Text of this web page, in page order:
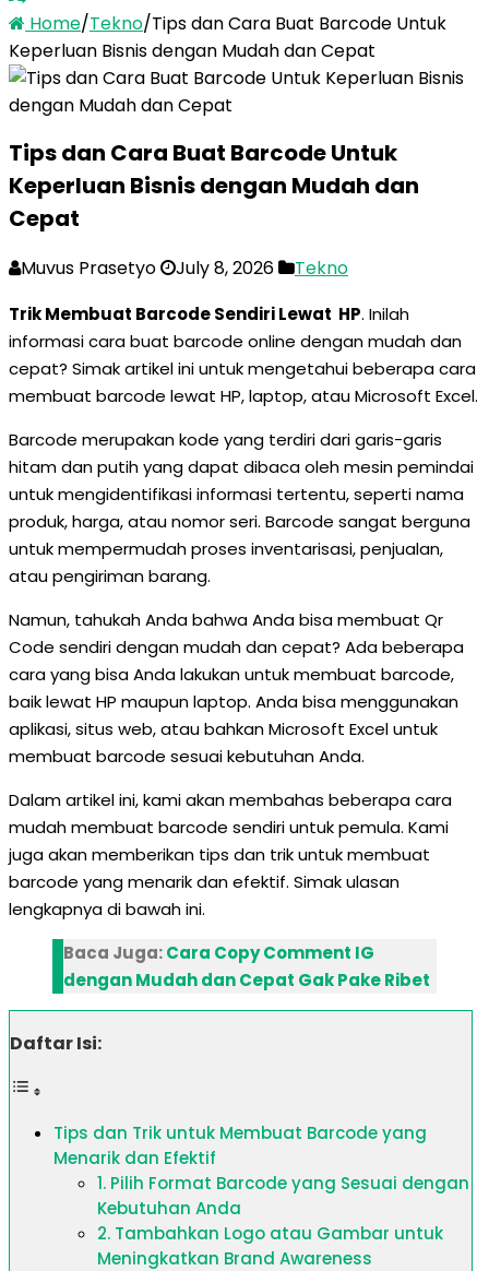
Home/Tekno/Tips dan Cara Buat Barcode Untuk
Keperluan Bisnis dengan Mudah dan Cepat
Tips dan Cara Buat Barcode Untuk
Keperluan Bisnis dengan Mudah dan
Cepat
Muvus Prasetyo July 8, 2026 Tekno
Trik Membuat Barcode Sendiri Lewat HP. Inilah
informasi cara buat barcode online dengan mudah dan
cepat? Simak artikel ini untuk mengetahui beberapa cara
membuat barcode lewat HP, laptop, atau Microsoft Excel.
Barcode merupakan kode yang terdiri dari garis-garis
hitam dan putih yang dapat dibaca oleh mesin pemindai
untuk mengidentifikasi informasi tertentu, seperti nama
produk, harga, atau nomor seri. Barcode sangat berguna
untuk mempermudah proses inventarisasi, penjualan,
atau pengiriman barang.
Namun, tahukah Anda bahwa Anda bisa membuat Qr
Code sendiri dengan mudah dan cepat? Ada beberapa
cara yang bisa Anda lakukan untuk membuat barcode,
baik lewat HP maupun laptop. Anda bisa menggunakan
aplikasi, situs web, atau bahkan Microsoft Excel untuk
membuat barcode sesuai kebutuhan Anda.
Dalam artikel ini, kami akan membahas beberapa cara
mudah membuat barcode sendiri untuk pemula. Kami
juga akan memberikan tips dan trik untuk membuat
barcode yang menarik dan efektif. Simak ulasan
lengkapnya di bawah ini.
Baca Juga:Cara Copy Comment IG
dengan Mudah dan Cepat Gak Pake Ribet
Daftar Isi:
Tips dan Trik untuk Membuat Barcode yang
Menarik dan Efektif
1. Pilih Format Barcode yang Sesuai dengan
Kebutuhan Anda
2. Tambahkan Logo atau Gambar untuk
Meningkatkan Brand Awareness